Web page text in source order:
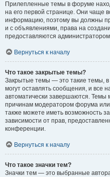
Прилепленные темы в форуме
на его первой странице. Они чаще
информацию, поэтому вы должны
и с объявлениями, права на
предоставляются
Вернуться к началу
Что такое закрытые темы?
Закрытые темы — это такие темы,
могут оставлять сообщения, и все
автоматически завершаются. Темы
причинам модератором форума
также можете иметь возможность
зависимости от прав,
конференции.
Вернуться к началу
Что такое значки тем?
Значки тем — это выбранные